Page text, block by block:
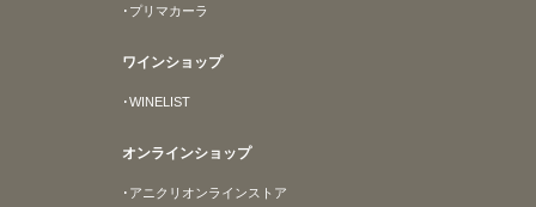
･プリマカーラ
ワインショップ
･WINELIST
オンラインショップ
･アニクリオンラインストア